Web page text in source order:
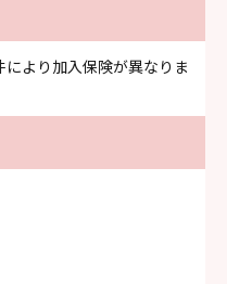
より加入保険が異なりま